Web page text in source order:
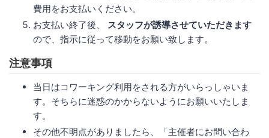
費用をお支払いください。
お支払い終了後、
スタッフが誘導させていただきます
ので、指示に従って移動をお願い致します。
注意事項
当日はコワーキング利用をされる方がいらっしゃいま
す。そちらに迷惑のかからないようにお願いいたしま
す。
その他不明点がありましたら、「主催者にお問い合わ